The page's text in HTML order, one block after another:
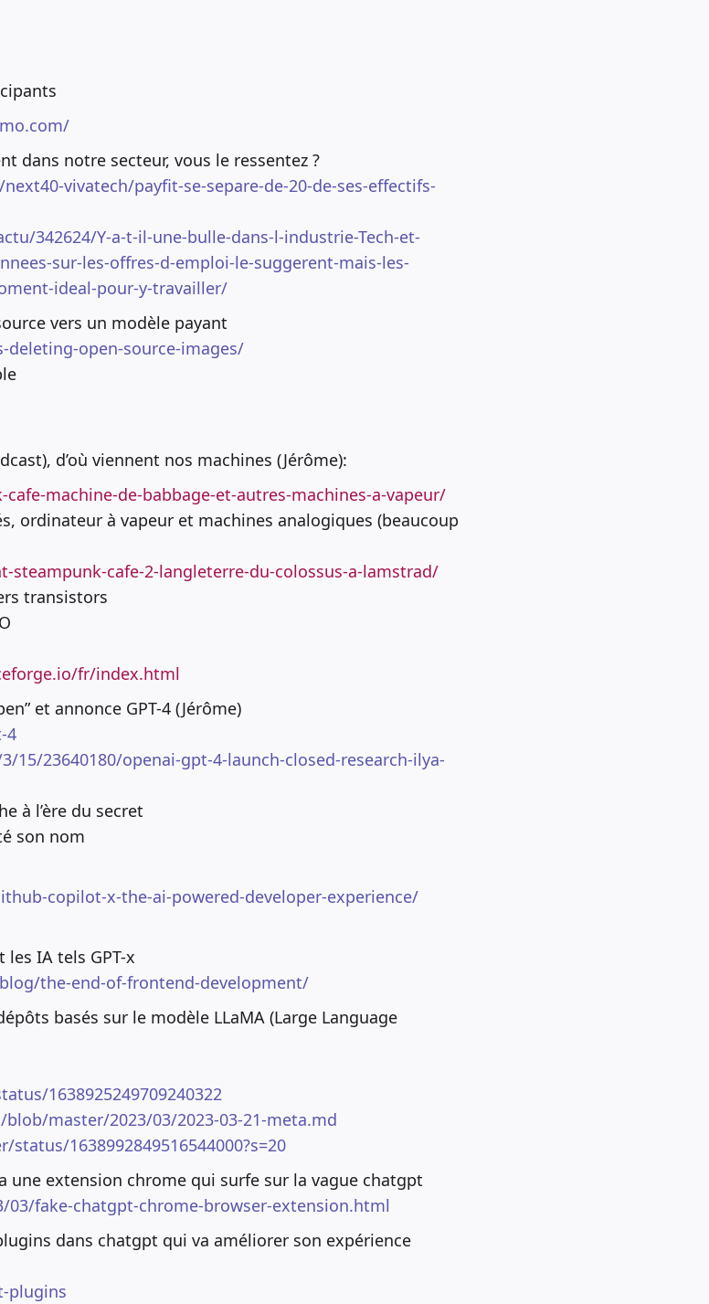
dans notre secteur, vous le ressentez ?
vivatech/payfit-se-separe-de-20-de-ses-effectifs-
342624/Y-a-t-il-une-bulle-dans-l-industrie-Tech-et-
sur-les-offres-d-emploi-le-suggerent-mais-les-
ideal-pour-y-travailler/
vers un modèle payant
open-source-images/
d’où viennent nos machines (Jérôme):
machine-de-babbage-et-autres-machines-a-vapeur/
ordinateur à vapeur et machines analogiques (beaucoup
cafe-2-langleterre-du-colossus-a-lamstrad/
transistors
fr/index.html
et annonce GPT-4 (Jérôme)
4
15/23640180/openai-gpt-4-launch-closed-research-ilya-
à l’ère du secret
son nom
copilot-x-the-ai-powered-developer-experience/
IA tels GPT-x
the-end-of-frontend-development/
basés sur le modèle LLaMA (Large Language
1638925249709240322
master/2023/03/2023-03-21-meta.md
1638992849516544000?s=20
une extension chrome qui surfe sur la vague chatgpt
fake-chatgpt-chrome-browser-extension.html
dans chatgpt qui va améliorer son expérience
plugins